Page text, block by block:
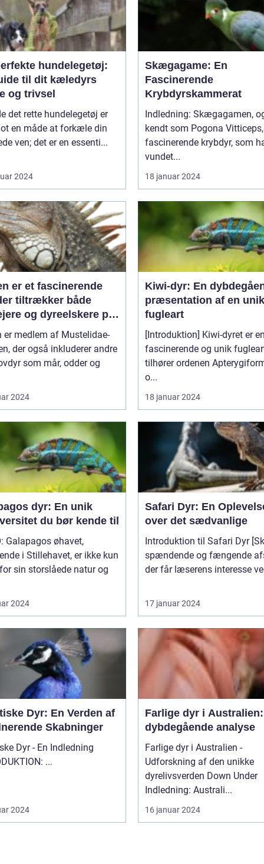
hundelegetøj:
til dit kæledyrs
og trivsel
det rette hundelegetøj er
en måde at forkæle din
ven; det er en essenti...
2024
Skægagame: En
Fascinerende
Krybdyrskammerat
Indledning: Skægagamen, også
kendt som Pogona
fascinerende krybdyr, som
vundet...
18 januar 2024
er et fascinerende
tiltrækker både
og dyreelskere på
af sin unikke
og charme
er medlem af Mustelidae-
der også inkluderer andre
som mår, odder og
2024
Kiwi-dyr: En
præsentation af en unik
fugleart
[Introduktion] Kiwi-dyret er
fascinerende og unik
tilhører ordenen
o...
18 januar 2024
dyr: En unik
du bør kende til
Galapagos øhavet,
i Stillehavet, er ikke kun
sin storslåede natur og
2024
Safari Dyr: En
over det sædvanlige
Introduktion til Safari Dyr [Skriv et
spændende og fængende
der får læserens interesse
17 januar 2024
Dyr: En Verden af
Skabninger
Dyr - En Indledning
INTRODUKTION: ...
2024
Farlige dyr i
dybdegående analyse
Farlige dyr i Australien -
Udforskning af den unikke
dyrelivsverden Down Under
Indledning: Australi...
16 januar 2024